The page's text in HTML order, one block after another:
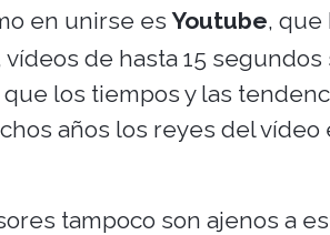
en unirse esYoutube, que
vídeos de hasta 15
los tiempos y las
años los reyes del vídeo
tampoco son ajenos a